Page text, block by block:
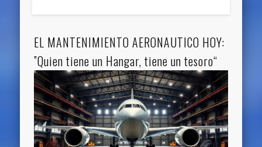
EL MANTENIMIENTO AERONAUTICO HOY:
”Quien tiene un Hangar, tiene un tesoro“